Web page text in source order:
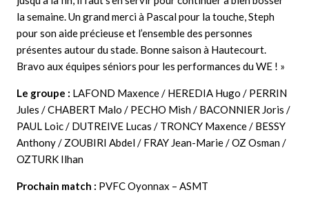
la semaine. Un grand merci à Pascal pour la touche, Steph
pour son aide précieuse et l’ensemble des personnes
présentes autour du stade. Bonne saison à Hautecourt.
Bravo aux équipes séniors pour les performances du WE ! »
Le groupe : LAFOND Maxence / HEREDIA Hugo / PERRIN
Jules / CHABERT Malo / PECHO Mish / BACONNIER Joris /
PAUL Loic / DUTREIVE Lucas / TRONCY Maxence / BESSY
Anthony / ZOUBIRI Abdel / FRAY Jean-Marie / OZ Osman /
OZTURK Ilhan
Prochain match : PVFC Oyonnax – ASMT